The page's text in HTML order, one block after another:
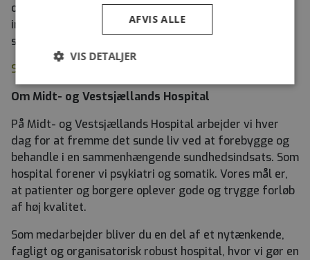
overenskomst. Udover startlønnen, kan lønnen
indeholde eventuelt forhandlede tillæg afhængigt af
stillingen, dine erfaringer og kvalifikationer.
Se startlønnen på regionens hjemmeside
Om Midt- og Vestsjællands Hospital
På Midt- og Vestsjællands Hospital arbejder vi hver
dag for at fremme det sunde liv ved at forebygge og
behandle i en sammenhængende sundhedsindsats. Som
hospital forener vi psykiatri og somatik. Vores mål er,
at patienter og borgere oplever gode og trygge forløb
af høj kvalitet.
Som medarbejder bliver du en del af et nytænkende,
fagligt og organisatorisk robust hospital, hvor vi gør en
AFVIS ALLE
VIS DETALJER